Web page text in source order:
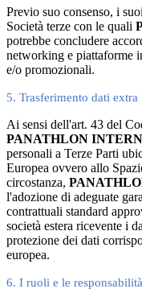
Previo suo consenso, i
Società terze con le quali
potrebbe concludere
networking e piattaforme
e/o promozionali.
5. Trasferimento dati extra
Ai sensi dell'art. 43 del
PANATHLON
personali a Terze Parti
Europea ovvero allo
circostanza,
l'adozione di adeguate
contrattuali standard
società estera ricevente i
protezione dei dati
europea.
6. I ruoli e le